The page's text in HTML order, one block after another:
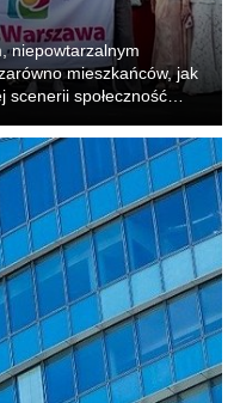
niepowtarzalnym
mieszkańców, jak
scenerii społeczność
podcz...